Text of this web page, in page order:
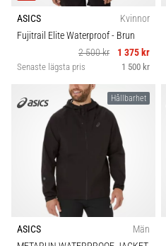
ASICS
Kvinnor
Fujitrail Elite Waterproof- Brun
2 500 kr
1 375 kr
Senaste lägsta pris 1 500 kr
Hållbarhet
ASICS
Män